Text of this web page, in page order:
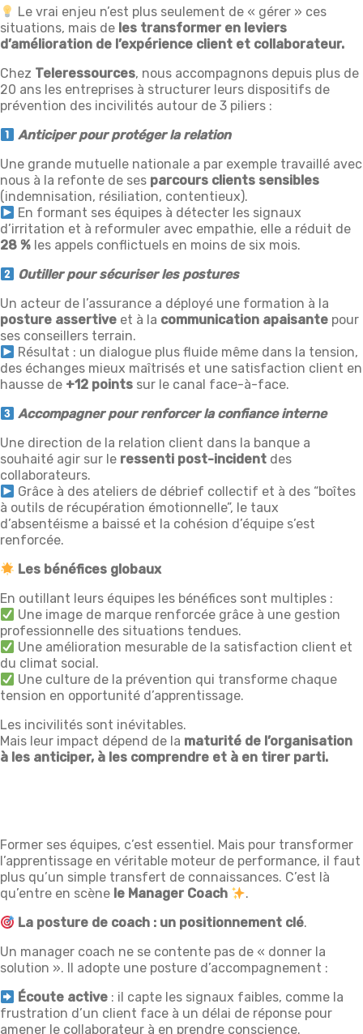
Le vrai enjeu n’est plus seulement de « gérer » ces
situations, mais de les transformer en leviers
d’amélioration de l’expérience client et collaborateur.
Chez Teleressources, nous accompagnons depuis plus de
20 ans les entreprises à structurer leurs dispositifs de
prévention des incivilités autour de 3 piliers :
Anticiper pour protéger la relation
Une grande mutuelle nationale a par exemple travaillé avec
nous à la refonte de ses parcours clients sensibles
(indemnisation, résiliation, contentieux).
En formant ses équipes à détecter les signaux
d’irritation et à reformuler avec empathie, elle a réduit de
28 % les appels conflictuels en moins de six mois.
Outiller pour sécuriser les postures
Un acteur de l’assurance a déployé une formation à la
posture assertive et à la communication apaisante pour
ses conseillers terrain.
Résultat : un dialogue plus fluide même dans la tension,
des échanges mieux maîtrisés et une satisfaction client en
hausse de +12 points sur le canal face-à-face.
Accompagner pour renforcer la confiance interne
Une direction de la relation client dans la banque a
souhaité agir sur le ressenti post-incident des
collaborateurs.
Grâce à des ateliers de débrief collectif et à des “boîtes
à outils de récupération émotionnelle”, le taux
d’absentéisme a baissé et la cohésion d’équipe s’est
renforcée.
Les bénéfices globaux
En outillant leurs équipes les bénéfices sont multiples :
Une image de marque renforcée grâce à une gestion
professionnelle des situations tendues.
Une amélioration mesurable de la satisfaction client et
du climat social.
Une culture de la prévention qui transforme chaque
tension en opportunité d’apprentissage.
Les incivilités sont inévitables.
Mais leur impact dépend de la maturité de l’organisation
à les anticiper, à les comprendre et à en tirer parti.
Former ses équipes, c’est essentiel. Mais pour transformer
l’apprentissage en véritable moteur de performance, il faut
plus qu’un simple transfert de connaissances. C’est là
qu’entre en scène le Manager Coach
.
La posture de coach : un positionnement clé.
Un manager coach ne se contente pas de « donner la
solution ». Il adopte une posture d’accompagnement :
Écoute active : il capte les signaux faibles, comme la
frustration d’un client face à un délai de réponse pour
amener le collaborateur à en prendre conscience.